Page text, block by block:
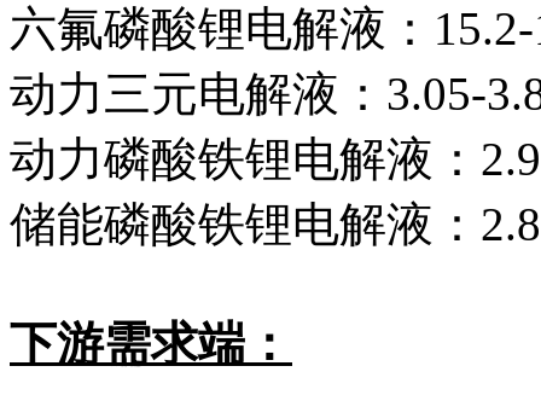
六氟磷酸锂电解液：
动力三元电解液：3.05-
动力磷酸铁锂电解液：
储能磷酸铁锂电解液：
下游需求端：